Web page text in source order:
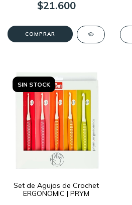
$21.600
COMPRAR
SIN STOCK
Set de Agujas de Crochet
ERGONOMIC | PRYM